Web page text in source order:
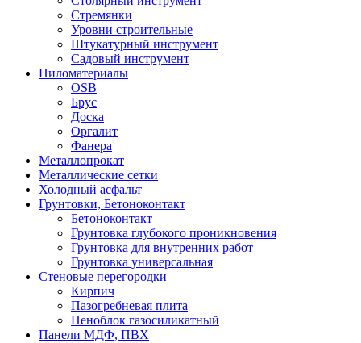
Стремянки
Уровни строительные
Штукатурный инструмент
Садовый инструмент
Пиломатериалы
OSB
Брус
Доска
Оргалит
Фанера
Металлопрокат
Металлические сетки
Холодный асфальт
Грунтовки, Бетоноконтакт
Бетоноконтакт
Грунтовка глубокого проникновения
Грунтовка для внутренних работ
Грунтовка универсальная
Стеновые перегородки
Кирпич
Пазогребневая плита
Пеноблок газосиликатный
Панели МДФ, ПВХ